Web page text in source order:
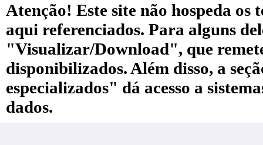
Atenção! Este site não hospeda
aqui referenciados. Para alguns
"Visualizar/Download", que
disponibilizados. Além disso, a
especializados" dá acesso a
dados.